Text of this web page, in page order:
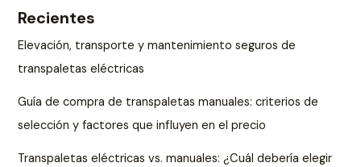
Recientes
Elevación, transporte y mantenimiento seguros de
transpaletas eléctricas
Guía de compra de transpaletas manuales: criterios de
selección y factores que influyen en el precio
Transpaletas eléctricas vs. manuales: ¿Cuál debería elegir